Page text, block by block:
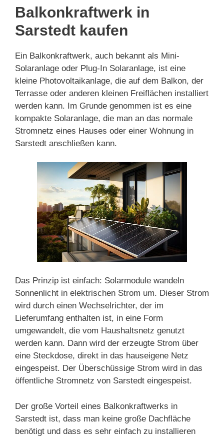
Balkonkraftwerk in
Sarstedt kaufen
Ein Balkonkraftwerk, auch bekannt als Mini-
Solaranlage oder Plug-In Solaranlage, ist eine
kleine Photovoltaikanlage, die auf dem Balkon, der
Terrasse oder anderen kleinen Freiflächen installiert
werden kann. Im Grunde genommen ist es eine
kompakte Solaranlage, die man an das normale
Stromnetz eines Hauses oder einer Wohnung in
Sarstedt anschließen kann.
Das Prinzip ist einfach: Solarmodule wandeln
Sonnenlicht in elektrischen Strom um. Dieser Strom
wird durch einen Wechselrichter, der im
Lieferumfang enthalten ist, in eine Form
umgewandelt, die vom Haushaltsnetz genutzt
werden kann. Dann wird der erzeugte Strom über
eine Steckdose, direkt in das hauseigene Netz
eingespeist. Der Überschüssige Strom wird in das
öffentliche Stromnetz von Sarstedt eingespeist.
Der große Vorteil eines Balkonkraftwerks in
Sarstedt ist, dass man keine große Dachfläche
benötigt und dass es sehr einfach zu installieren